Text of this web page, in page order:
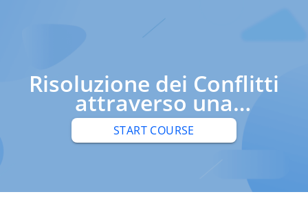
Risoluzione dei Conflitti
attraverso una
Comunicazione Efficace
START COURSE